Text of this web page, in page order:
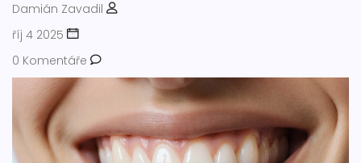
Damián Zavadil
říj 4 2025
0 Komentáře